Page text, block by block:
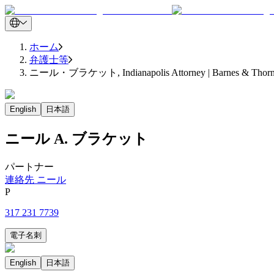
ホーム
弁護士等
ニール・ブラケット, Indianapolis Attorney | Barnes &
English 日本語
ニール A. ブラケット
パートナー
連絡先 ニール
P
317 231 7739
電子名刺
English 日本語